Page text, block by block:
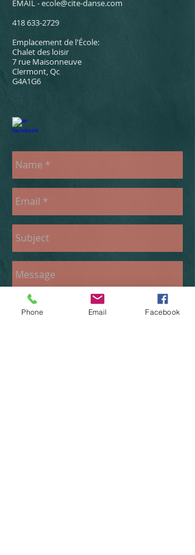
EMAIL -ecole@cite-danse.com
418 633-2729
Emplacement de l'École:
Chalet des loisir
7 rue Maisonneuve
Clermont, Qc
G4A1G6
Phone Email Facebook